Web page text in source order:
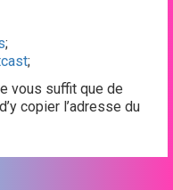
;
;
vous suffit que de
copier l’adresse du